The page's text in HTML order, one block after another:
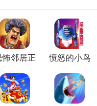
怖邻居正
愤怒的小鸟
内购版